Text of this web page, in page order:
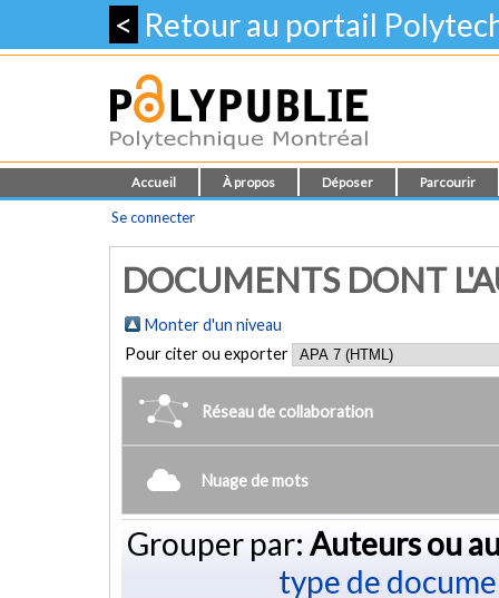
< Retour au portail
Accueil À propos Déposer Parcourir
Se connecter
DOCUMENTS DONT
Monter d'un niveau
Pour citer ou exporter
Réseau de collaboration
Nuage de mots
Grouper par: Auteurs ou
type de